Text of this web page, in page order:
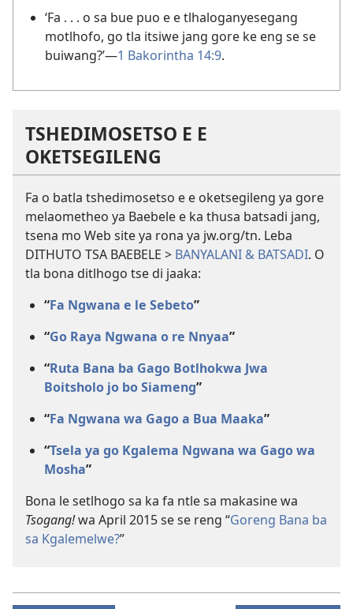
‘Fa . . . o sa bue puo e e tlhaloganyesegang
motlhofo, go tla itsiwe jang gore ke eng se se
buiwang?’—1 Bakorintha 14:9.
TSHEDIMOSETSO E E
OKETSEGILENG
Fa o batla tshedimosetso e e oketsegileng ya gore
melaometheo ya Baebele e ka thusa batsadi jang,
tsena mo Web site ya rona ya jw.org/tn. Leba
DITHUTO TSA BAEBELE > BANYALANI & BATSADI. O
tla bona ditlhogo tse di jaaka:
“Fa Ngwana e le Sebeto”
“Go Raya Ngwana o re Nnyaa”
“Ruta Bana ba Gago Botlhokwa Jwa
Boitsholo jo bo Siameng”
“Fa Ngwana wa Gago a Bua Maaka”
“Tsela ya go Kgalema Ngwana wa Gago wa
Mosha”
Bona le setlhogo sa ka fa ntle sa makasine wa
Tsogang!wa April 2015 se se reng “Goreng Bana ba
sa Kgalemelwe?”